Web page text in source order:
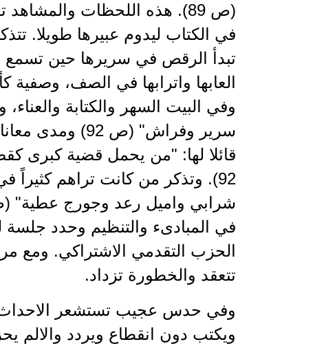
(ص 89). هذه اللحظات
في الكتاب ليدوم عبيرها طويلا.
تبدأ الرقص في سريرها حين تسمع
العابها واترابها في الصف،
وفي البيت السهر والكتابة
سرير وفراش" (ص
قائلا لها: "من يحمل قضية كبرى
92). وتذكر من كانت تراهم
في المبادىء والتنظيم وحدد
الحزب التقدمي الاشتراكي. ومع
تتعقد والخطورة تزداد.
وفي حدس عجيب تستشعر الاحداث
ويكتب دون انقطاع ويردد والالم